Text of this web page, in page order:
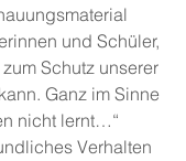
und Schüler,
Schutz unserer
Ganz im Sinne
nicht lernt…“
Verhalten